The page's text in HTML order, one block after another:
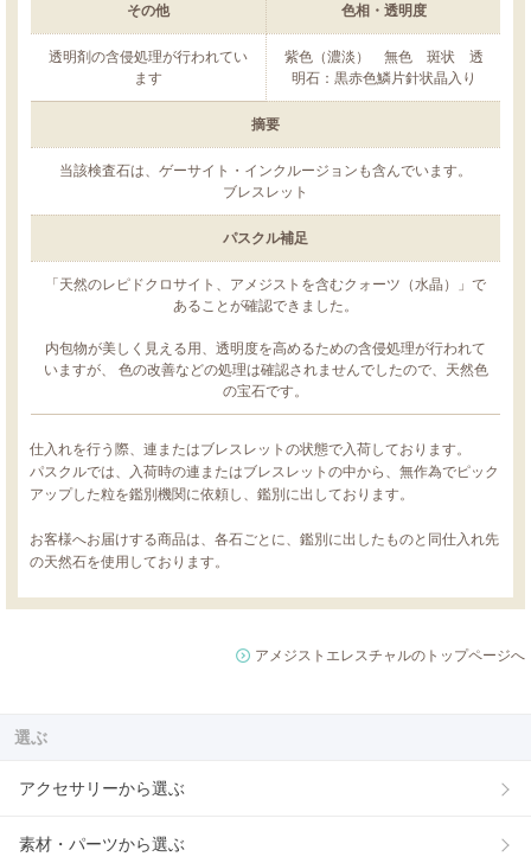
その他 色相・透明度
透明剤の含侵処理が行われてい
ます
紫色（濃淡） 無色 斑状 透
明石：黒赤色鱗片針状晶入り
摘要
当該検査石は、ゲーサイト・インクルージョンも含んでいます。
ブレスレット
パスクル補足
「天然のレピドクロサイト、アメジストを含むクォーツ（水晶）」で
あることが確認できました。
内包物が美しく見える用、透明度を高めるための含侵処理が行われて
いますが、 色の改善などの処理は確認されませんでしたので、天然色
の宝石です。
仕入れを行う際、連またはブレスレットの状態で入荷しております。
パスクルでは、入荷時の連またはブレスレットの中から、無作為でピック
アップした粒を鑑別機関に依頼し、鑑別に出しております。
お客様へお届けする商品は、各石ごとに、鑑別に出したものと同仕入れ先
の天然石を使用しております。
アメジストエレスチャルのトップページへ
選ぶ
アクセサリーから選ぶ
素材・パーツから選ぶ